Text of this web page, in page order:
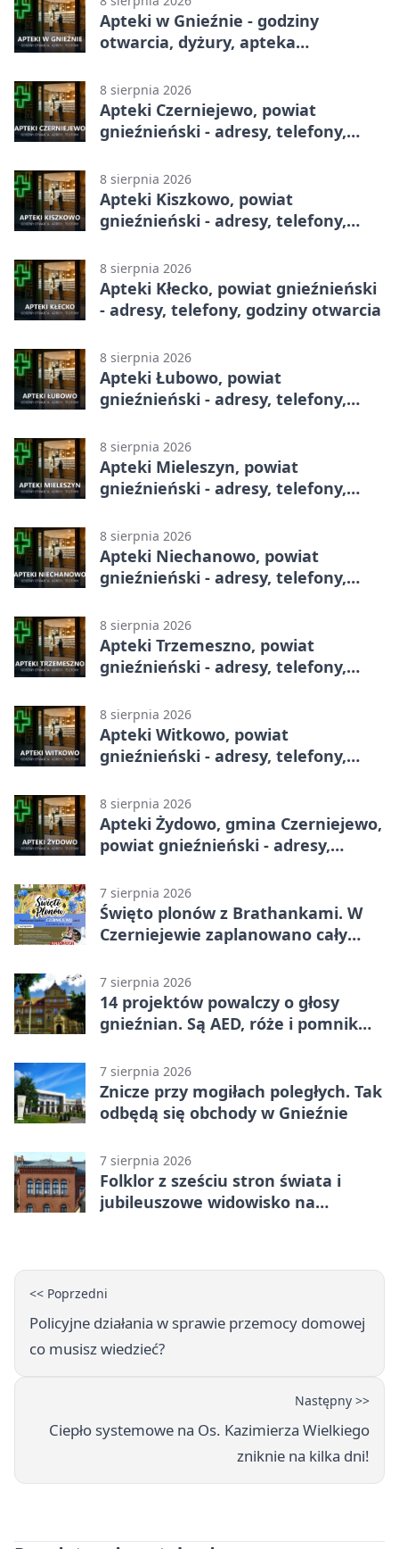
Apteki w Gnieźnie - godziny
otwarcia, dyżury, apteka
8 sierpnia 2026
Apteki Czerniejewo, powiat
gnieźnieński - adresy, telefony,
8 sierpnia 2026
Apteki Kiszkowo, powiat
gnieźnieński - adresy, telefony,
8 sierpnia 2026
Apteki Kłecko, powiat gnieźnieński
- adresy, telefony, godziny otwarcia
8 sierpnia 2026
Apteki Łubowo, powiat
gnieźnieński - adresy, telefony,
8 sierpnia 2026
Apteki Mieleszyn, powiat
gnieźnieński - adresy, telefony,
8 sierpnia 2026
Apteki Niechanowo, powiat
gnieźnieński - adresy, telefony,
8 sierpnia 2026
Apteki Trzemeszno, powiat
gnieźnieński - adresy, telefony,
8 sierpnia 2026
Apteki Witkowo, powiat
gnieźnieński - adresy, telefony,
8 sierpnia 2026
Apteki Żydowo, gmina Czerniejewo,
powiat gnieźnieński - adresy,
7 sierpnia 2026
Święto plonów z Brathankami. W
Czerniejewie zaplanowano cały
7 sierpnia 2026
14 projektów powalczy o głosy
gnieźnian. Są AED, róże i pomnik
7 sierpnia 2026
Znicze przy mogiłach poległych. Tak
odbędą się obchody w Gnieźnie
7 sierpnia 2026
Folklor z sześciu stron świata i
jubileuszowe widowisko na
<< Poprzedni
Policyjne działania w sprawie przemocy domowej
co musisz wiedzieć?
Następny >>
Ciepło systemowe na Os. Kazimierza Wielkiego
zniknie na kilka dni!